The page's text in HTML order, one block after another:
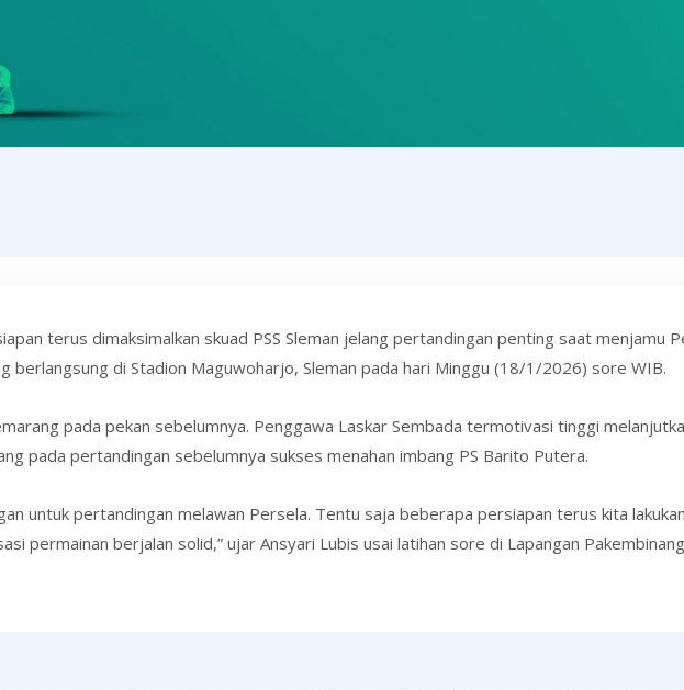
terus dimaksimalkan skuad PSS Sleman jelang pertandingan penting saat menjamu
berlangsung di Stadion Maguwoharjo, Sleman pada hari Minggu (18/1/2026) sore WIB.
pada pekan sebelumnya. Penggawa Laskar Sembada termotivasi tinggi
pada pertandingan sebelumnya sukses menahan imbang PS Barito Putera.
untuk pertandingan melawan Persela. Tentu saja beberapa persiapan terus kita
permainan berjalan solid,” ujar Ansyari Lubis usai latihan sore di Lapangan